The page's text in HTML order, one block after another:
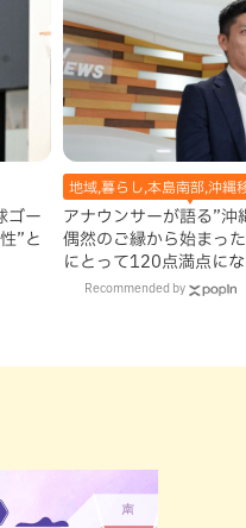
ゴー
”と
地域,暮らし,本島南部,沖縄
アナウンサーが語る”沖
偶然のご縁から始まっ
にとって120点満点に
Recommended by